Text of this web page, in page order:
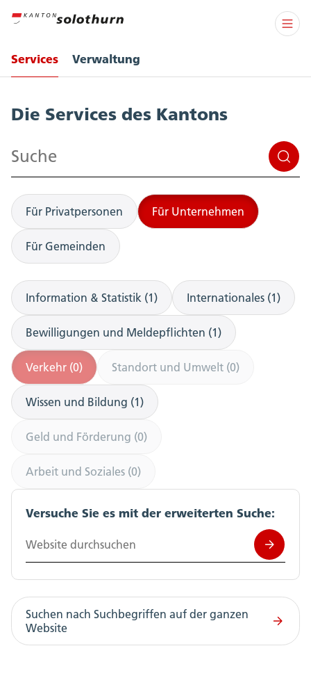
Services Verwaltung
Die Services des Kantons
Suchen
Für Privatpersonen Für Unternehmen
Für Gemeinden
Information & Statistik (1) Internationales (1)
Bewilligungen und Meldepflichten (1)
Verkehr (0) Standort und Umwelt (0)
Wissen und Bildung (1)
Geld und Förderung (0)
Arbeit und Soziales (0)
Versuche Sie es mit der erweiterten Suche:
Website durchsuchen
Suchen nach Suchbegriffen auf der ganzen
Website